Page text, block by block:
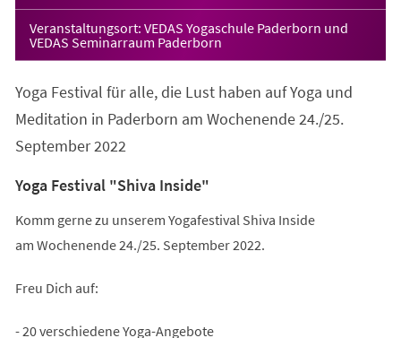
Veranstaltungsort: VEDAS Yogaschule Paderborn und
VEDAS Seminarraum Paderborn
Yoga Festival für alle, die Lust haben auf Yoga und
Meditation in Paderborn am Wochenende 24./25.
September 2022
Yoga Festival "Shiva Inside"
Komm gerne zu unserem Yogafestival Shiva Inside
am Wochenende 24./25. September 2022.
Freu Dich auf:
- 20 verschiedene Yoga-Angebote